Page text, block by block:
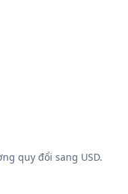
quy đổi sang USD.